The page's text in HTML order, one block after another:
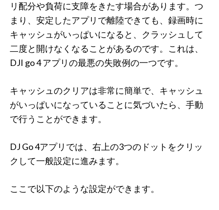
リ配分や負荷に支障をきたす場合があります。つ
まり、安定したアプリで離陸できても、録画時に
キャッシュがいっぱいになると、クラッシュして
二度と開けなくなることがあるのです。これは、
DJI go 4 アプリの最悪の失敗例の一つです。
キャッシュのクリアは非常に簡単で、キャッシュ
がいっぱいになっていることに気づいたら、手動
で行うことができます。
DJ Go 4アプリでは、右上の3つのドットをクリッ
クして一般設定に進みます。
ここで以下のような設定ができます。